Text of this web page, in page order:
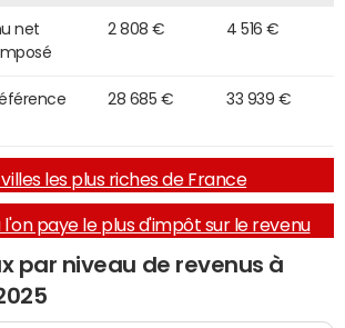
net
2 808 € 4 516 €
28 685 € 33 939 €
villes les plus riches de France
l'on paye le plus d'impôt sur le revenu
par niveau de revenus à